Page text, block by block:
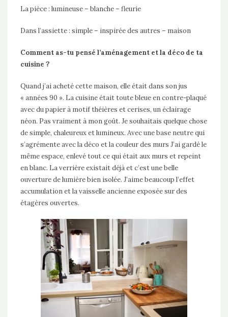
La pièce : lumineuse – blanche – fleurie
Dans l’assiette : simple – inspirée des autres – maison
Comment as-tu pensé l’aménagement et la déco de ta
cuisine ?
Quand j’ai acheté cette maison, elle était dans son jus
« années 90 ». La cuisine était toute bleue en contre-plaqué
avec du papier à motif théières et cerises, un éclairage
néon. Pas vraiment à mon goût. Je souhaitais quelque chose
de simple, chaleureux et lumineux. Avec une base neutre qui
s’agrémente avec la déco et la couleur des murs J’ai gardé le
même espace, enlevé tout ce qui était aux murs et repeint
en blanc. La verrière existait déjà et c’est une belle
ouverture de lumière bien isolée. J’aime beaucoup l’effet
accumulation et la vaisselle ancienne exposée sur des
étagères ouvertes.